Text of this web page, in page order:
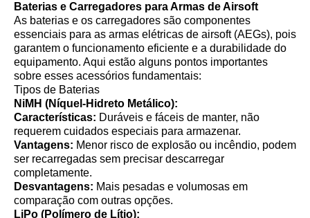
Baterias e Carregadores para Armas de Airsoft
As baterias e os carregadores são componentes
essenciais para as armas elétricas de airsoft (AEGs), pois
garantem o funcionamento eficiente e a durabilidade do
equipamento. Aqui estão alguns pontos importantes
sobre esses acessórios fundamentais:
Tipos de Baterias
NiMH (Níquel-Hidreto Metálico):
Características: Duráveis e fáceis de manter, não
requerem cuidados especiais para armazenar.
Vantagens: Menor risco de explosão ou incêndio, podem
ser recarregadas sem precisar descarregar
completamente.
Desvantagens: Mais pesadas e volumosas em
comparação com outras opções.
LiPo (Polímero de Lítio):